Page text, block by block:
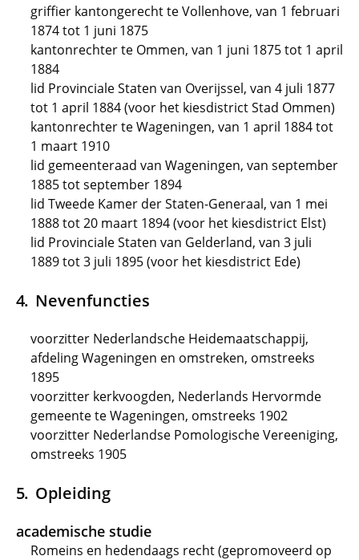
griffier kantongerecht te Vollenhove, van 1 februari
1874 tot 1 juni 1875
kantonrechter te Ommen, van 1 juni 1875 tot 1 april
1884
lid Provinciale Staten van Overijssel, van 4 juli 1877
tot 1 april 1884 (voor het kiesdistrict Stad Ommen)
kantonrechter te Wageningen, van 1 april 1884 tot
1 maart 1910
lid gemeenteraad van Wageningen, van september
1885 tot september 1894
lid Tweede Kamer der Staten-Generaal, van 1 mei
1888 tot 20 maart 1894 (voor het kiesdistrict Elst)
lid Provinciale Staten van Gelderland, van 3 juli
1889 tot 3 juli 1895 (voor het kiesdistrict Ede)
Nevenfuncties
voorzitter Nederlandsche Heidemaatschappij,
afdeling Wageningen en omstreken, omstreeks
1895
voorzitter kerkvoogden, Nederlands Hervormde
gemeente te Wageningen, omstreeks 1902
voorzitter Nederlandse Pomologische Vereeniging,
omstreeks 1905
Opleiding
academische studie
Romeins en hedendaags recht (gepromoveerd op